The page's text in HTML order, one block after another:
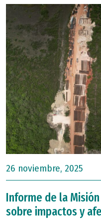
26 noviembre, 2025
Informe de la
sobre impactos y